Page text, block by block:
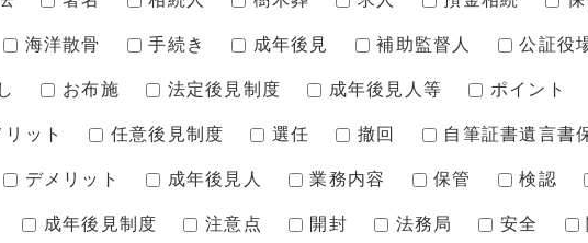
海洋散骨 手続き 成年後見 補助監督人 公証役
お布施 法定後見制度 成年後見人等 ポイント
リット 任意後見制度 選任 撤回 自筆証書遺言書
デメリット 成年後見人 業務内容 保管 検認
成年後見制度 注意点 開封 法務局 安全